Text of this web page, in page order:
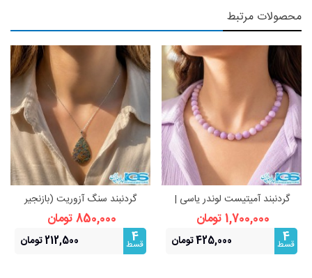
محصولات مرتبط
گردنبند آمیتیست لوندر یاسی |
سنگ آرامش
1,700,000 تومان
4
قسط 425,000 تومان
گردنبند سنگ آزوریت (بازنجیر
استیل) | ثروت آرامش
850,000 تومان
4
قسط 212,500 تومان